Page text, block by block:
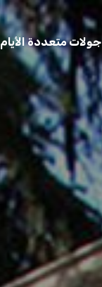
جولات متعددة الأيام